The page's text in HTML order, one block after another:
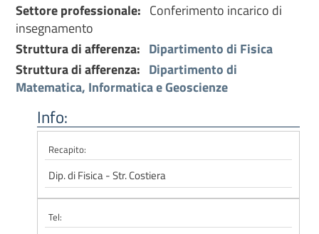
Settore professionale: Conferimento incarico di
insegnamento
Struttura di afferenza: Dipartimento di Fisica
Struttura di afferenza: Dipartimento di
Matematica, Informatica e Geoscienze
Info:
Recapito:
Dip. di Fisica - Str. Costiera
Tel: